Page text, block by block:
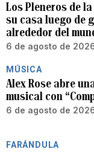
Los Pleneros de
su casa luego de
alrededor del
6 de agosto de
MÚSICA
Alex Rose abre
musical con
6 de agosto de
FARÁNDULA